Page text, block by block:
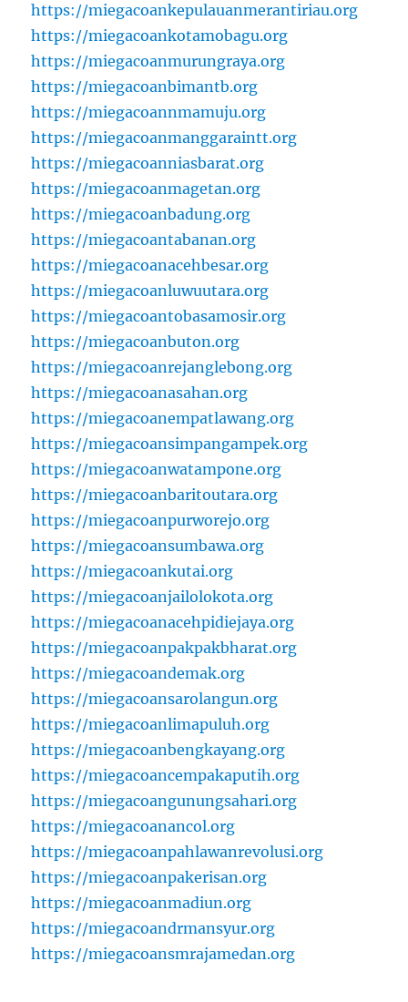
https://miegacoankepulauanmerantiriau.org
https://miegacoankotamobagu.org
https://miegacoanmurungraya.org
https://miegacoanbimantb.org
https://miegacoannmamuju.org
https://miegacoanmanggaraintt.org
https://miegacoanniasbarat.org
https://miegacoanmagetan.org
https://miegacoanbadung.org
https://miegacoantabanan.org
https://miegacoanacehbesar.org
https://miegacoanluwuutara.org
https://miegacoantobasamosir.org
https://miegacoanbuton.org
https://miegacoanrejanglebong.org
https://miegacoanasahan.org
https://miegacoanempatlawang.org
https://miegacoansimpangampek.org
https://miegacoanwatampone.org
https://miegacoanbaritoutara.org
https://miegacoanpurworejo.org
https://miegacoansumbawa.org
https://miegacoankutai.org
https://miegacoanjailolokota.org
https://miegacoanacehpidiejaya.org
https://miegacoanpakpakbharat.org
https://miegacoandemak.org
https://miegacoansarolangun.org
https://miegacoanlimapuluh.org
https://miegacoanbengkayang.org
https://miegacoancempakaputih.org
https://miegacoangunungsahari.org
https://miegacoanancol.org
https://miegacoanpahlawanrevolusi.org
https://miegacoanpakerisan.org
https://miegacoanmadiun.org
https://miegacoandrmansyur.org
https://miegacoansmrajamedan.org